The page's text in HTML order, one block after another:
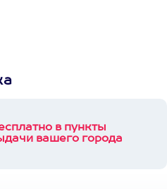
в пункты
вашего города